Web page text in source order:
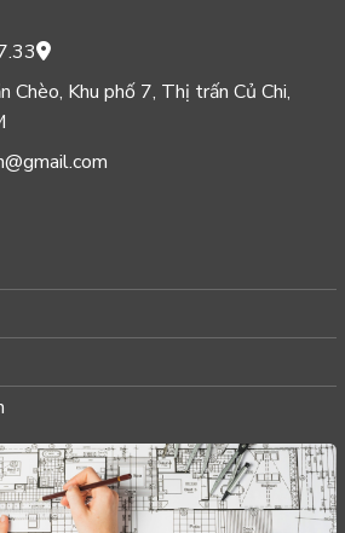
Khu phố 7, Thị trấn Củ Chi,